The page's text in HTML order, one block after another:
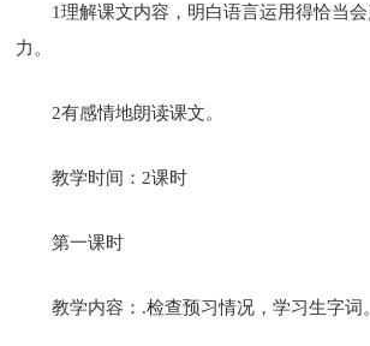
1理解课文内容，明白语言运用得恰当
力。
2有感情地朗读课文。
教学时间：2课时
第一课时
教学内容：.检查预习情况，学习生字词